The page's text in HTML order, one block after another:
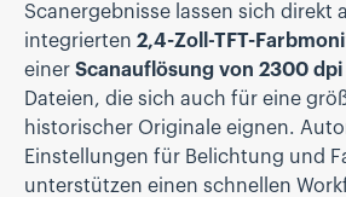
Scanergebnisse lassen sich direkt
integrierten 2,4-Zoll-TFT-
einer Scanauflösung von 2300 dpi
Dateien, die sich auch für eine
historischer Originale eignen.
Einstellungen für Belichtung und
unterstützen einen schnellen